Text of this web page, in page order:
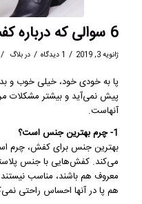
6 سوالی که درباره کفش ها می پرسند!
ژانویه 3, 2019 / 1 دیدگاه / دربلاگ /
پا به خودی خود، خيلی خوب و
پيش نمی‌آيد و بيشتر مشکلات
آنهاست.
1- چرم بهترین جنس است؟
بهترین جنس برایکفش، چرم
می‌كند. کفش‌هایی با جنس
معروف هم باشند، مناسب
هم پا در آنها احساس راحتی